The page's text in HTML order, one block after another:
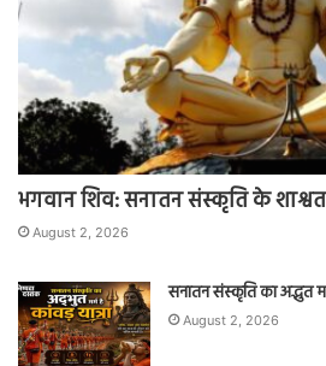
भगवान शिव: सनातन संस्कृति के
August 2, 2026
सनातन संस्कृति का अद्भुत
August 2, 2026